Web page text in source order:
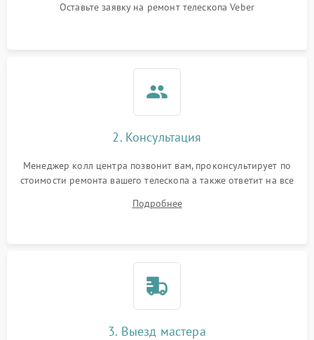
Оставьте заявку на ремонт телескопа Veber
2. Консультация
Менеджер колл центра позвонит вам, проконсультирует по
стоимости ремонта вашего телескопа а также ответит на все
Подробнее
3. Выезд мастера